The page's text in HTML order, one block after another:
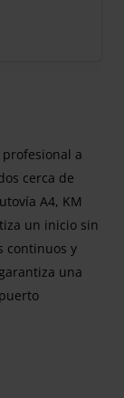
a
cerca de
A4, KM
un inicio sin
continuos y
una